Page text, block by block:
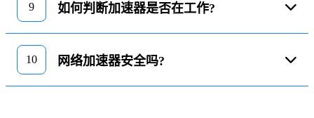
9 如何判断加速器是否在工作?
10 网络加速器安全吗?